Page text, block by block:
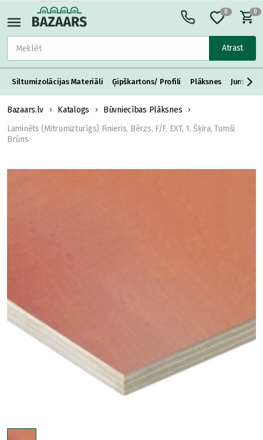
Atrast
0 0
Siltumizolācijas Materiāli Ģipškartons/ Profili Plāksnes Jumta
Bazaars.lv Katalogs
Būvniecības Plāksnes
Laminēts (Mitrumizturīgs) Finieris, Bērzs, F/F, EXT, 1. Šķira, Tumši
Brūns